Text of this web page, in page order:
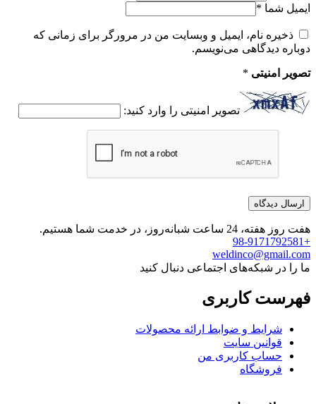
ایمیل شما *
ذخیره نام، ایمیل و وبسایت من در مرورگر برای زمانی که
دوباره دیدگاهی می‌نویسم.
تصویر امنیتی *
تصویر امنیتی را وارد کنید:
هفت روز هفته، 24 ساعت شبانه‌روز، در خدمت شما هستیم.
+98-9171792581
weldinco@gmail.com
ما را در شبکه‌های اجتماعی دنبال کنید
فهرست کاربری
شرایط و ضوابط ارائه محصولات
قوانین سایت
حساب کاربری من
فروشگاه